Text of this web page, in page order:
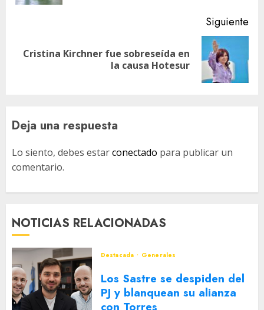
Siguiente
Siguiente
Cristina Kirchner fue sobreseída en
la causa Hotesur
Deja una respuesta
Lo siento, debes estarconectado para publicar un
comentario.
NOTICIAS RELACIONADAS
Destacada Generales
Los Sastre se despiden del
PJ y blanquean su alianza